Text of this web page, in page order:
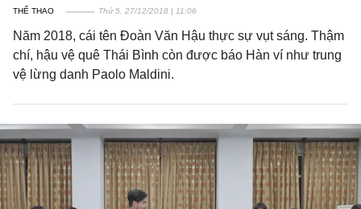
THỂ THAO Thứ 5, 27/12/2018 | 11:06
Năm 2018, cái tên Đoàn Văn Hậu thực sự vụt sáng. Thậm
chí, hậu vệ quê Thái Bình còn được báo Hàn ví như trung
vệ lừng danh Paolo Maldini.